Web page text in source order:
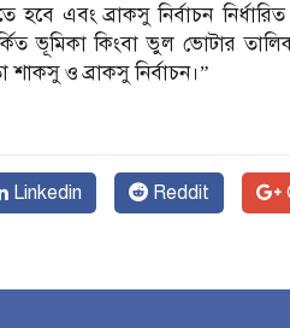
হবে এবং ব্রাকসু নির্বাচন
ভূমিকা কিংবা ভুল ভোটার
ও ব্রাকসু নির্বাচন।”
Linkedin Reddit